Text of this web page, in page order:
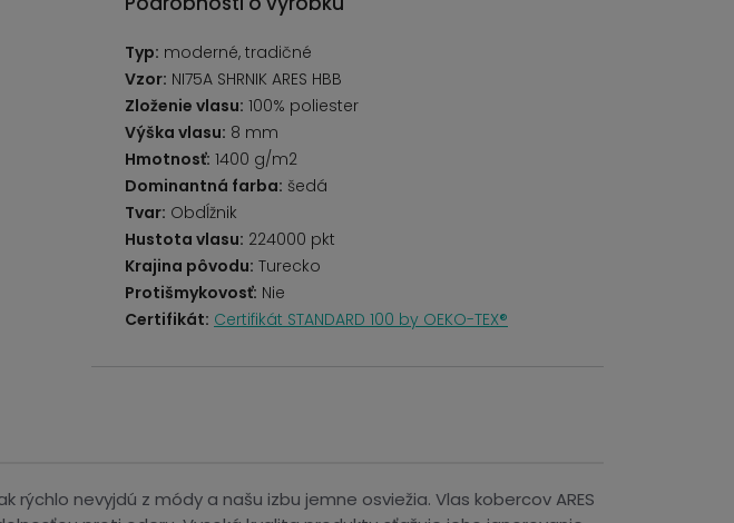
Typ: moderné, tradičné
Vzor: NI75A SHRNIK ARES HBB
Zloženie vlasu: 100% poliester
Výška vlasu: 8 mm
Hmotnosť: 1400 g/m2
Dominantná farba: šedá
Tvar: Obdĺžnik
Hustota vlasu: 224000 pkt
Krajina pôvodu: Turecko
Protišmykovosť: Nie
Certifikát: Certifikát STANDARD 100 by OEKO-TEX®
nevyjdú z módy a našu izbu jemne osviežia. Vlas kobercov ARES